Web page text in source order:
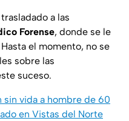
a las
Forense, donde se le
el momento, no se
sobre las
suceso.
vida a hombre de 60
en Vistas del Norte